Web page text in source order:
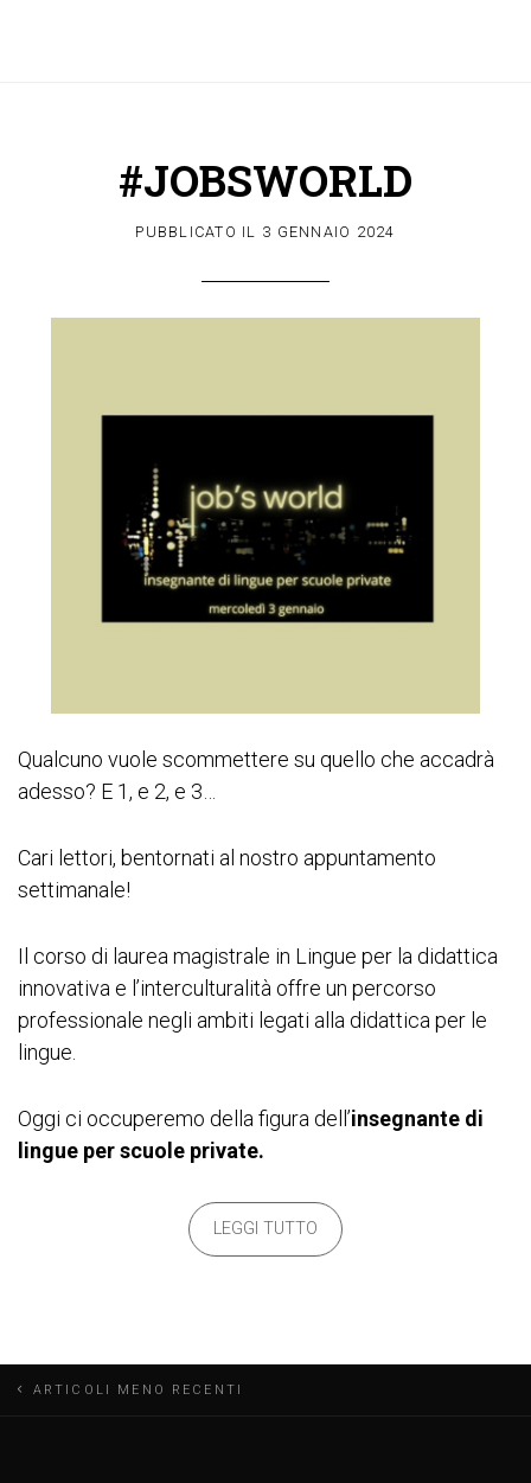
#JOBSWORLD
PUBBLICATO IL 3 GENNAIO 2024
Qualcuno vuole scommettere su quello che accadrà
adesso? E 1, e 2, e 3…
Cari lettori, bentornati al nostro appuntamento
settimanale!
Il corso di laurea magistrale in Lingue per la didattica
innovativa e l’interculturalità offre un percorso
professionale negli ambiti legati alla didattica per le
lingue.
Oggi ci occuperemo della figura dell’insegnante di
lingue per scuole private.
LEGGI TUTTO
N
ARTICOLI MENO RECENTI